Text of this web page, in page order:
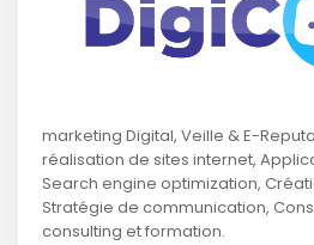
marketing Digital, Veille & E-
réalisation de sites internet,
Search engine optimization,
Stratégie de communication,
consulting et formation.